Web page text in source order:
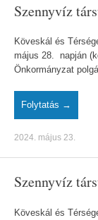
Szennyvíz
Köveskál és
május 28. napján
Önkormányzat
Folytatás →
2024. május 23.
Szennyvíz
Köveskál és